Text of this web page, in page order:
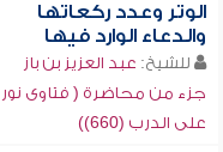
الوتر وعدد ركعاتها
والدعاء الوارد فيها
للشيخ: عبد العزيز بن باز
جزء من محاضرة ( فتاوى نور
على الدرب (660))